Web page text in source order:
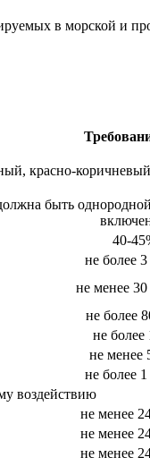
в морской и
красно-
быть
40-
не более 3
не менее
не более
не
не менее
не более 1
воздействию
не менее
не менее
не менее